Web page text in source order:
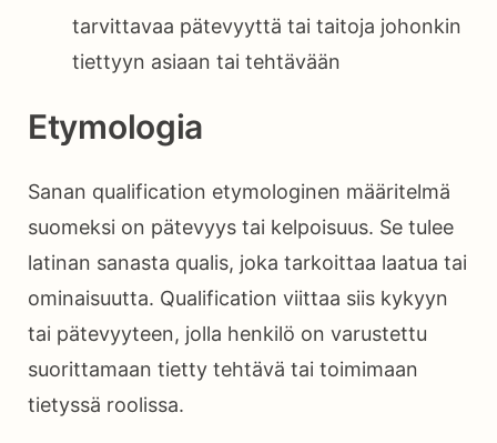
tarvittavaa pätevyyttä tai taitoja johonkin
tiettyyn asiaan tai tehtävään
Etymologia
Sanan qualification etymologinen määritelmä
suomeksi on pätevyys tai kelpoisuus. Se tulee
latinan sanasta qualis, joka tarkoittaa laatua tai
ominaisuutta. Qualification viittaa siis kykyyn
tai pätevyyteen, jolla henkilö on varustettu
suorittamaan tietty tehtävä tai toimimaan
tietyssä roolissa.